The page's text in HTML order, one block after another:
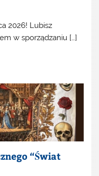
2026! Lubisz
w sporządzaniu […]
“Świat